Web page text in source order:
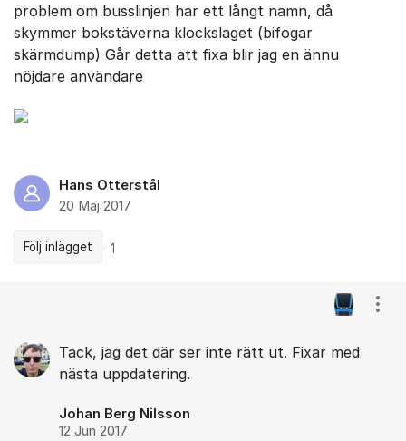
problem om busslinjen har ett långt namn, då
skymmer bokstäverna klockslaget (bifogar
skärmdump) Går detta att fixa blir jag en ännu
nöjdare användare
Hans Otterstål
20 Maj 2017
Följ inlägget 1
Tack, jag det där ser inte rätt ut. Fixar med
nästa uppdatering.
Johan Berg Nilsson
12 Jun 2017